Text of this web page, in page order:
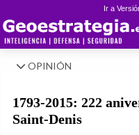
Ir a
OPINIÓN
1793-2015: 222
Saint-Denis